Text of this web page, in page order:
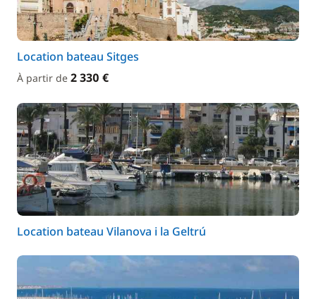
Location bateau Sitges
À partir de 2 330 €
Location bateau Vilanova i la Geltrú